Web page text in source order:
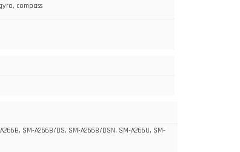
compass
SM-A266B/DS, SM-A266B/DSN, SM-A266U, SM-